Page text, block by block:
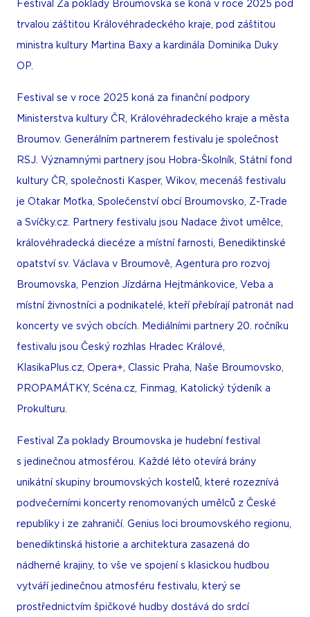
Festival Za poklady Broumovska se koná v roce 2025 pod
trvalou záštitou Královéhradeckého kraje, pod záštitou
ministra kultury Martina Baxy a kardinála Dominika Duky
OP.
Festival se v roce 2025 koná za finanční podpory
Ministerstva kultury ČR, Královéhradeckého kraje a města
Broumov. Generálním partnerem festivalu je společnost
RSJ. Významnými partnery jsou Hobra-Školník, Státní fond
kultury ČR, společnosti Kasper, Wikov, mecenáš festivalu
je Otakar Moťka, Společenství obcí Broumovsko, Z-Trade
a Svíčky.cz. Partnery festivalu jsou Nadace život umělce,
královéhradecká diecéze a místní farnosti, Benediktinské
opatství sv. Václava v Broumově, Agentura pro rozvoj
Broumovska, Penzion Jízdárna Hejtmánkovice, Veba a
místní živnostníci a podnikatelé, kteří přebírají patronát nad
koncerty ve svých obcích. Mediálními partnery 20. ročníku
festivalu jsou Český rozhlas Hradec Králové,
KlasikaPlus.cz, Opera+, Classic Praha, Naše Broumovsko,
PROPAMÁTKY, Scéna.cz, Finmag, Katolický týdeník a
Prokulturu.
Festival Za poklady Broumovska je hudební festival
s jedinečnou atmosférou. Každé léto otevírá brány
unikátní skupiny broumov­ských kostelů, které rozeznívá
podvečerními koncerty renomovaných umělců z České
republiky i ze zahraničí. Genius loci broumovského regionu,
benediktinská his­torie a architektura zasazená do
nádherné krajiny, to vše ve spojení s klasickou hudbou
vytváří jedinečnou atmosféru festivalu, který se
prostřednictvím špičkové hudby dostává do srdcí